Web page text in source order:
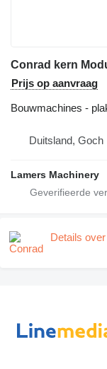
Conrad kern
Prijs op aanvraag
Bouwmachines -
Duitsland, Goch
Lamers Machinery
Details